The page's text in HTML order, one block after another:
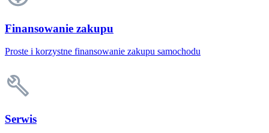
Finansowanie zakupu
Proste i korzystne finansowanie zakupu samochodu
Serwis